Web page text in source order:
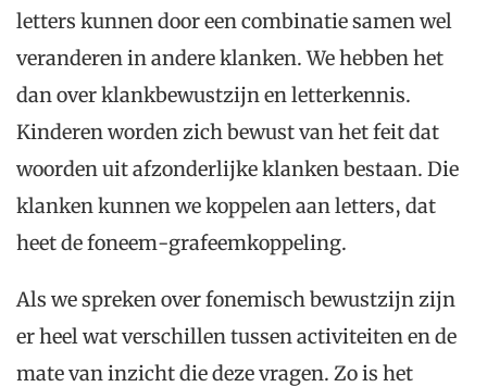
letters kunnen door een combinatie samen wel
veranderen in andere klanken. We hebben het
dan over klankbewustzijn en letterkennis.
Kinderen worden zich bewust van het feit dat
woorden uit afzonderlijke klanken bestaan. Die
klanken kunnen we koppelen aan letters, dat
heet de foneem-grafeemkoppeling.
Als we spreken over fonemisch bewustzijn zijn
er heel wat verschillen tussen activiteiten en de
mate van inzicht die deze vragen. Zo is het